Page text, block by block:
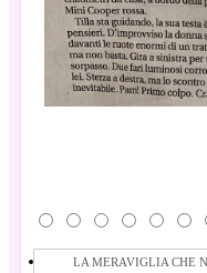
LA MERAVIGLIA CHE